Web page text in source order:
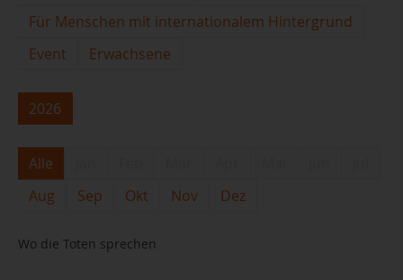
Für Menschen mit internationalem Hintergrund
Event
Erwachsene
2026
Alle
Aug
Sep Okt Nov Dez
Wo die Toten sprechen